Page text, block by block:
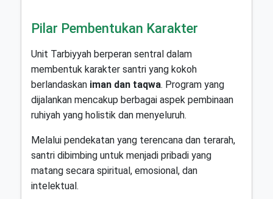
Pilar Pembentukan Karakter
Unit Tarbiyyah berperan sentral dalam
membentuk karakter santri yang kokoh
berlandaskan iman dan taqwa. Program yang
dijalankan mencakup berbagai aspek pembinaan
ruhiyah yang holistik dan menyeluruh.
Melalui pendekatan yang terencana dan terarah,
santri dibimbing untuk menjadi pribadi yang
matang secara spiritual, emosional, dan
intelektual.